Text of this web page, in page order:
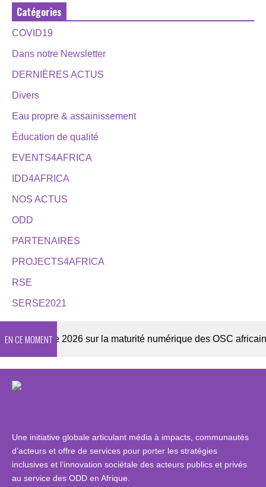
Catégories
COVID19
Dans notre Newsletter
DERNIÈRES ACTUS
Divers
Eau propre & assainissement
Éducation de qualité
EVENTS4AFRICA
IDD4AFRICA
NOS ACTUS
ODD
PARTENAIRES
PROJECTS4AFRICA
RSE
SERSE2021
EN CE MOMENT
Enquête 2026 sur la maturité numérique des OSC africaines
Une initiative globale articulant média à impacts, communautés
d’acteurs et offre de services pour porter les stratégies
inclusives et l’innovation sociétale des acteurs publics et privés
au service des ODD en Afrique.